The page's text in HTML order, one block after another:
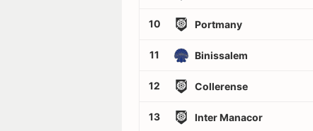
10 Portmany
11 Binissalem
12 Collerense
13 Inter Manacor